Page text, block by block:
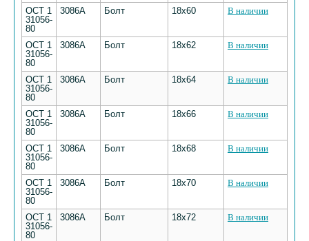
ОСТ 1
31056-
80
3086А Болт 18х60 В наличии
ОСТ 1
31056-
80
3086А Болт 18х62 В наличии
ОСТ 1
31056-
80
3086А Болт 18х64 В наличии
ОСТ 1
31056-
80
3086А Болт 18х66 В наличии
ОСТ 1
31056-
80
3086А Болт 18х68 В наличии
ОСТ 1
31056-
80
3086А Болт 18х70 В наличии
ОСТ 1
31056-
80
3086А Болт 18х72 В наличии